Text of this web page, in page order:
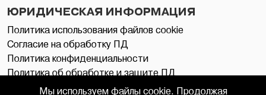
ЮРИДИЧЕСКАЯ ИНФОРМАЦИЯ
Политика использования файлов cookie
Согласие на обработку ПД
Политика конфиденциальности
Политика об обработке и защите ПД
Мы используем файлы cookie. Продолжая